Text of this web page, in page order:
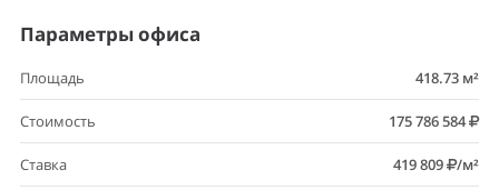
Параметры офиса
Площадь 418.73 м²
Стоимость 175 786 584
Ставка 419 809 /м²